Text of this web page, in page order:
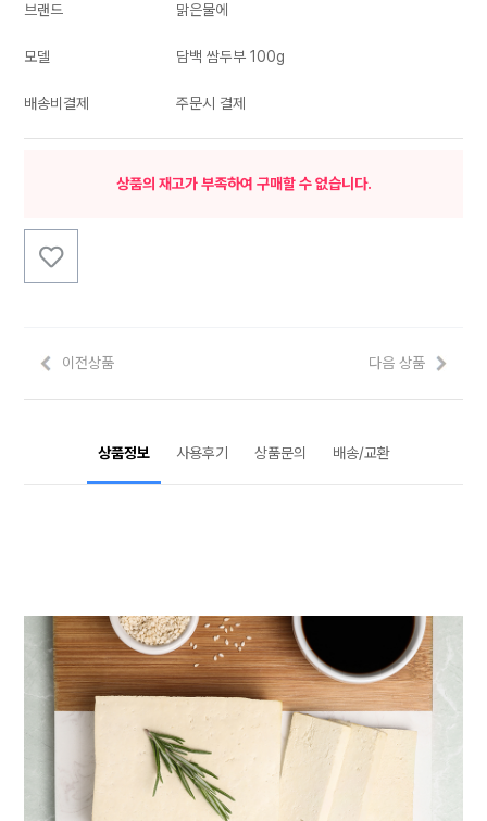
브랜드 맑은물에
모델 담백 쌈두부 100g
배송비결제 주문시 결제
상품의 재고가 부족하여 구매할 수 없습니다.
이전상품 다음 상품
상품정보 사용후기 상품문의 배송/교환